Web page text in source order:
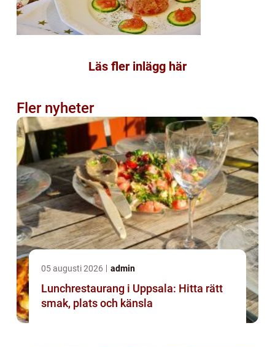
Läs fler inlägg här
Fler nyheter
05 augusti 2026 admin
Lunchrestaurang i Uppsala: Hitta rätt
smak, plats och känsla